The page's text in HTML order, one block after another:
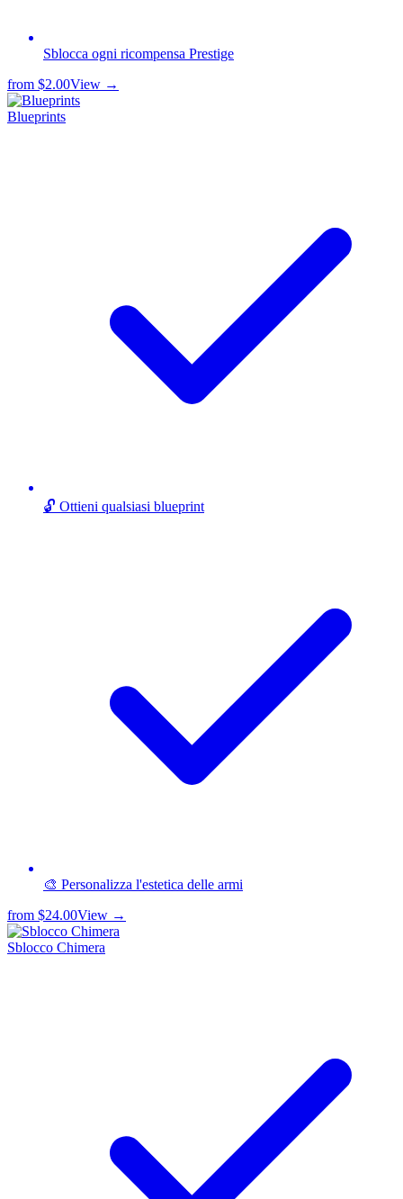
Sblocca ogni ricompensa Prestige
from $2.00View →
Blueprints
🔓 Ottieni qualsiasi blueprint
🎨 Personalizza l'estetica delle armi
from $24.00View →
Sblocco Chimera